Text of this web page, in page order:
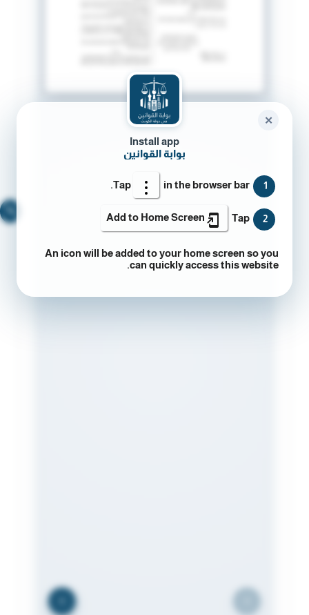
Install app
بوابة القوانين
1
Tap in the browser bar.
2
Tap
Add to Home Screen
An icon will be added to your home screen so you
can quickly access this website.
✕